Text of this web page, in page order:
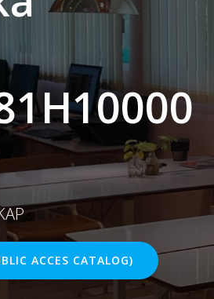
ACCES CATALOG)